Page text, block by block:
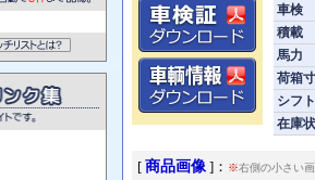
車検
積載
馬力
荷箱
シフト
在庫
[ 商品画像 ]： ※右側の小さい